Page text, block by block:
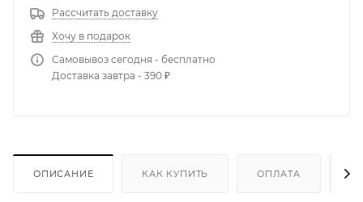
Рассчитать доставку
Хочу в подарок
Самовывоз сегодня - бесплатно
Доставка завтра - 390 ₽
ОПИСАНИЕ КАК КУПИТЬ ОПЛАТА